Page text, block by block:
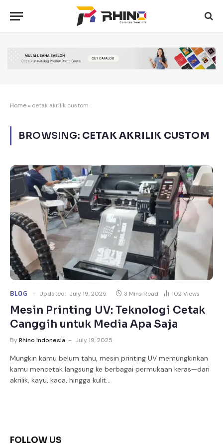
Home » cetak akrilik custom
BROWSING: CETAK AKRILIK CUSTOM
BLOG Updated: July 19, 2025 3 Mins Read 102 Views
Mesin Printing UV: Teknologi Cetak
Canggih untuk Media Apa Saja
ByRhino Indonesia July 19, 2025
Mungkin kamu belum tahu, mesin printing UV memungkinkan
kamu mencetak langsung ke berbagai permukaan keras—dari
akrilik, kayu, kaca, hingga kulit…
FOLLOW US